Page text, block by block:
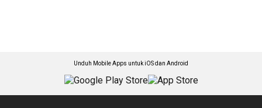
Unduh Mobile Apps untuk iOS dan Android